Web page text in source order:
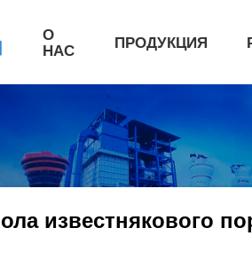
О
НАС
ПРОДУКЦИЯ
известнякового